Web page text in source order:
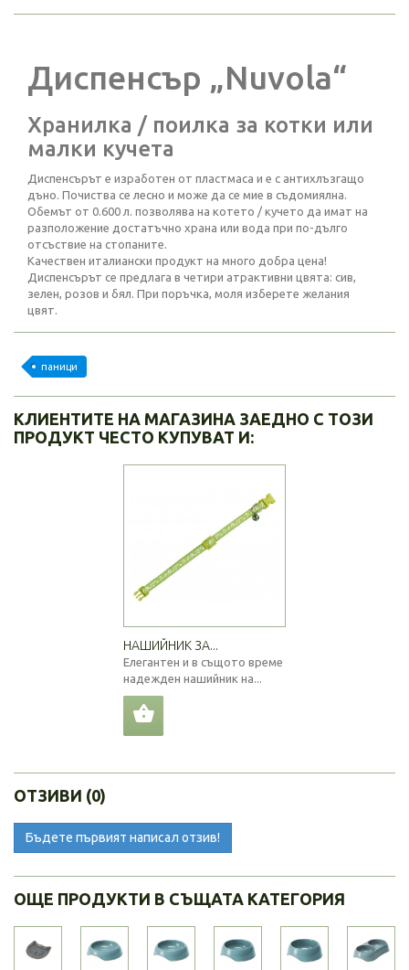
Диспенсър „Nuvola“
Хранилка / поилка за котки или
малки кучета
Диспенсърът е изработен от пластмаса и е с антихлъзгащо
дъно. Почиства се лесно и може да се мие в съдомиялна.
Обемът от 0.600 л. позволява на котето / кучето да имат на
разположение достатъчно храна или вода при по-дълго
отсъствие на стопаните.
Качествен италиански продукт на много добра цена!
Диспенсърът се предлага в четири атрактивни цвята: сив,
зелен, розов и бял. При поръчка, моля изберете желания
цвят.
паници
КЛИЕНТИТЕ НА МАГАЗИНА ЗАЕДНО С ТОЗИ
ПРОДУКТ ЧЕСТО КУПУВАТ И:
НАШИЙНИК ЗА...
Елегантен и в същото време
надежден нашийник на...
ОТЗИВИ (0)
Бъдете първият написал отзив!
ОЩЕ ПРОДУКТИ В СЪЩАТА КАТЕГОРИЯ